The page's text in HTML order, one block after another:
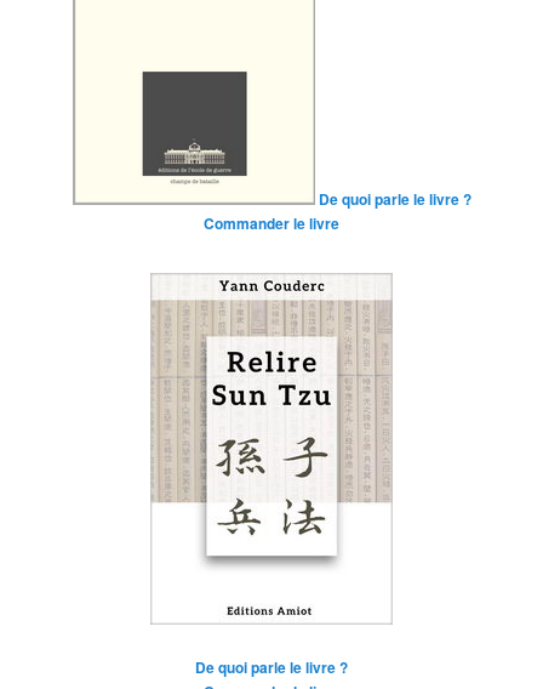
De quoi parle le livre ?
Commander le livre
De quoi parle le livre ?